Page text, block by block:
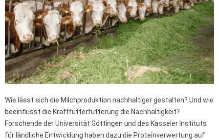
Wie lässt sich die Milchproduktion nachhaltiger gestalten? Und wie
beeinflusst die Kraftfutterfütterung die Nachhaltigkeit?
Forschende der Universität Göttingen und des Kasseler Instituts
für ländliche Entwicklung haben dazu die Proteinverwertung auf